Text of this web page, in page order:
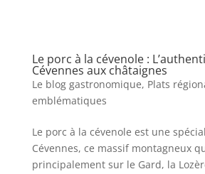
Le porc à la cévenole :
Cévennes aux châtaignes
Le blog gastronomique, Plats
emblématiques
Le porc à la cévenole est une
Cévennes, ce massif montagneux
principalement sur le Gard, la